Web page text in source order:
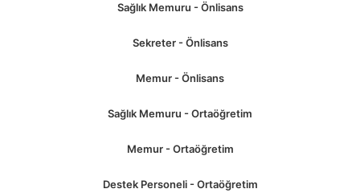
Sağlık Memuru - Önlisans
Sekreter - Önlisans
Memur - Önlisans
Sağlık Memuru - Ortaöğretim
Memur - Ortaöğretim
Destek Personeli - Ortaöğretim